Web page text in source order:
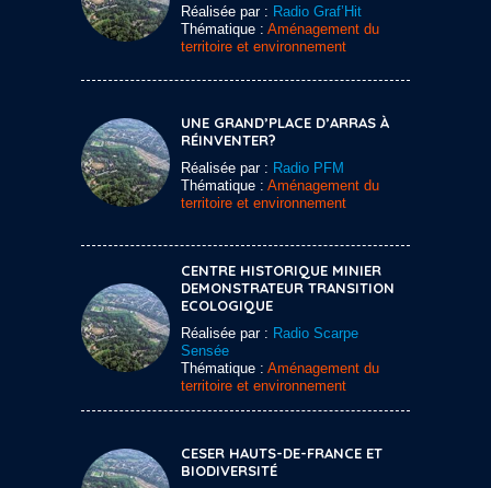
Réalisée par : Radio Graf’Hit
Thématique : Aménagement du
territoire et environnement
UNE GRAND’PLACE D’ARRAS À
RÉINVENTER?
Réalisée par : Radio PFM
Thématique : Aménagement du
territoire et environnement
CENTRE HISTORIQUE MINIER
DEMONSTRATEUR TRANSITION
ECOLOGIQUE
Réalisée par : Radio Scarpe
Sensée
Thématique : Aménagement du
territoire et environnement
CESER HAUTS-DE-FRANCE ET
BIODIVERSITÉ